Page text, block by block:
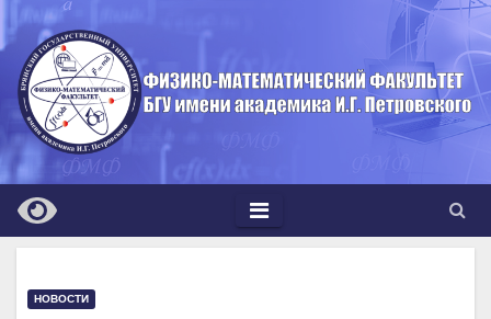
Перейти
к
содержимому
НОВОСТИ